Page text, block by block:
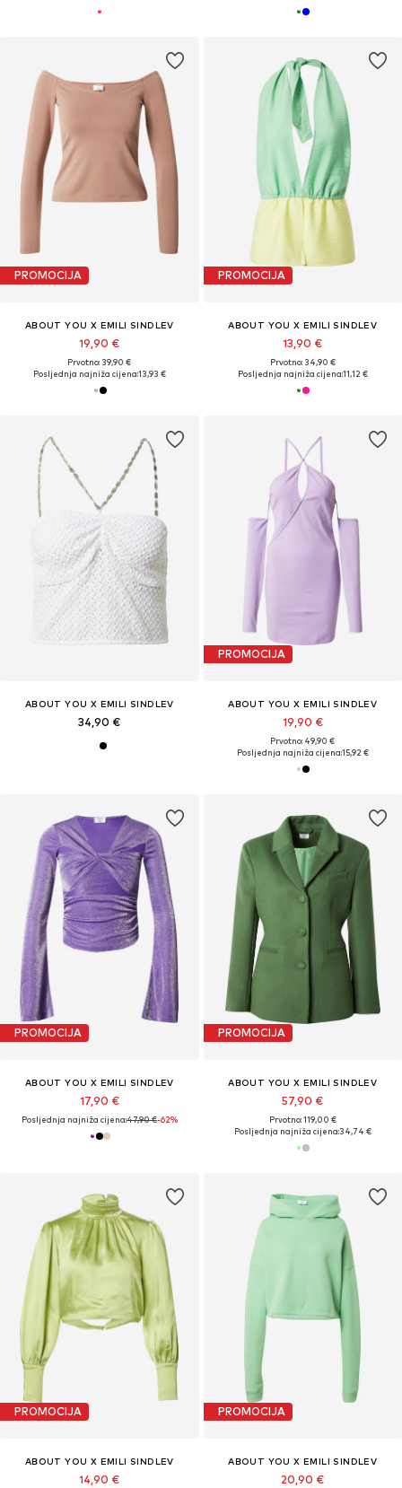
PROMOCIJA
ABOUT YOU X EMILI SINDLEV
19,90 €
Prvotno: 39,90 €
Posljednja najniža cijena:13,93 €
PROMOCIJA
ABOUT YOU X EMILI SINDLEV
13,90 €
Prvotno: 34,90 €
Posljednja najniža cijena:11,12 €
ABOUT YOU X EMILI SINDLEV
34,90 €
PROMOCIJA
ABOUT YOU X EMILI SINDLEV
19,90 €
Prvotno: 49,90 €
Posljednja najniža cijena:15,92 €
PROMOCIJA
ABOUT YOU X EMILI SINDLEV
17,90 €
Posljednja najniža cijena:47,90 €-62%
PROMOCIJA
ABOUT YOU X EMILI SINDLEV
57,90 €
Prvotno: 119,00 €
Posljednja najniža cijena:34,74 €
PROMOCIJA
ABOUT YOU X EMILI SINDLEV
14,90 €
PROMOCIJA
ABOUT YOU X EMILI SINDLEV
20,90 €